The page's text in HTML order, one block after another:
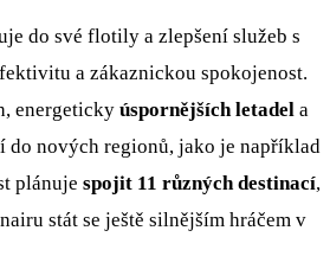
do své flotily a zlepšení služeb s
a zákaznickou spokojenost.
energeticky úspornějších letadel a
do nových regionů, jako je například
plánuje spojit 11 různých destinací,
stát se ještě silnějším hráčem v